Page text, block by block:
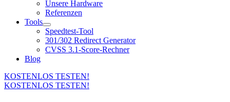
Unsere Hardware
Referenzen
Tools
Speedtest-Tool
301/302 Redirect Generator
CVSS 3.1-Score-Rechner
Blog
KOSTENLOS TESTEN!
KOSTENLOS TESTEN!